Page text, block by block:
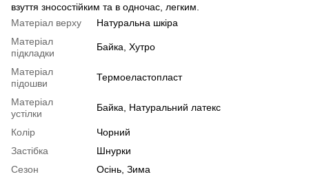
взуття зносостійким та в одночас, легким.
Матеріал верху
Натуральна шкіра
Матеріал
підкладки
Байка, Хутро
Матеріал
підошви
Термоеластопласт
Матеріал
устілки
Байка, Натуральний латекс
Колір
Чорний
Застібка
Шнурки
Сезон
Осінь, Зима